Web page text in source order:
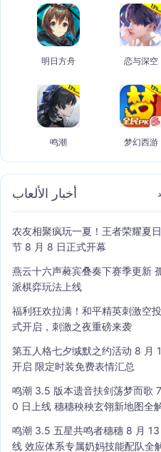
明日方舟 恋与深空
鸣潮 梦幻西游
أخبار الألعاب
农友相聚疯玩一夏！王者荣耀夏
节 8 月 8 日正式开幕
燕云十六声蕤宾叠奏下赛季更新
派棋弈玩法上线
福利狂欢拉满！和平精英刺激空
式开启，刺激之夜重磅来袭
第五人格七夕缄默之约活动 8 月
开启 限定时装免费表情汇总
鸣潮 3.5 版本遗音扶剑荡梦而歌
0 日上线 穗穗秧秧玄翎新地图全
鸣潮 3.5 五星共鸣者穗穗 8 月 13
线 效应体系专属奶妈技能配队全